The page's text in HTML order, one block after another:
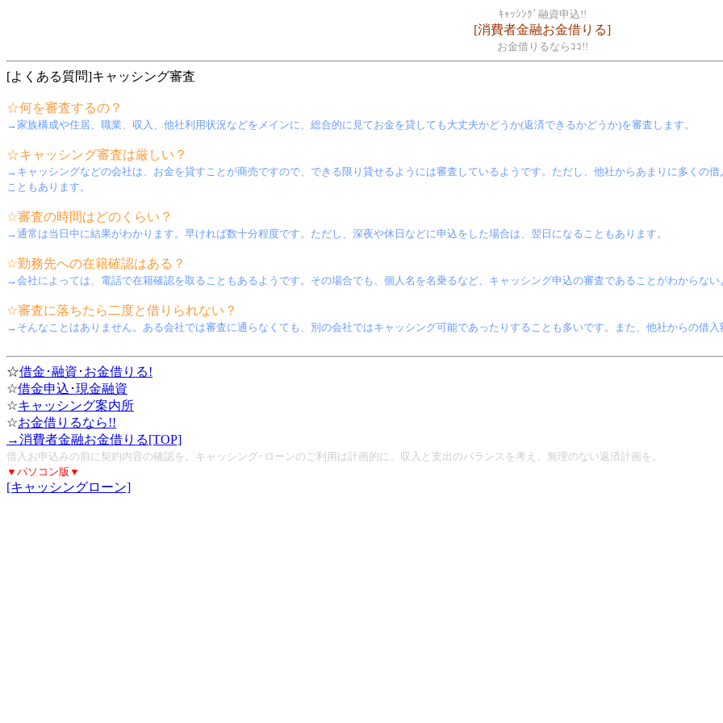
ｷｬｯｼﾝｸﾞ融資申込!!
[消費者金融お金借りる]
お金借りるならｺｺ!!
[よくある質問]キャッシング審査
☆何を審査するの？
→家族構成や住居、職業、収入、他社利用状況などをメインに、総合的に見てお金を貸しても大丈夫かどうか(返済できるかどうか)を審査します。
☆キャッシング審査は厳しい？
→キャッシングなどの会社は、お金を貸すことが商売ですので、できる限り貸せるようには審査しているようです。ただし、他社からあまりに多くの
こともあります。
☆審査の時間はどのくらい？
→通常は当日中に結果がわかります。早ければ数十分程度です。ただし、深夜や休日などに申込をした場合は、翌日になることもあります。
☆勤務先への在籍確認はある？
→会社によっては、電話で在籍確認を取ることもあるようです。その場合でも、個人名を名乗るなど、キャッシング申込の審査であることがわからない
☆審査に落ちたら二度と借りられない？
→そんなことはありません。ある会社では審査に通らなくても、別の会社ではキャッシング可能であったりすることも多いです。また、他社からの借
☆借金･融資･お金借りる!
☆借金申込･現金融資
☆キャッシング案内所
☆お金借りるなら!!
→消費者金融お金借りる[TOP]
借入お申込みの前に契約内容の確認を。キャッシング･ローンのご利用は計画的に。収入と支出のバランスを考え、無理のない返済計画を。
▼パソコン版▼
[キャッシングローン]